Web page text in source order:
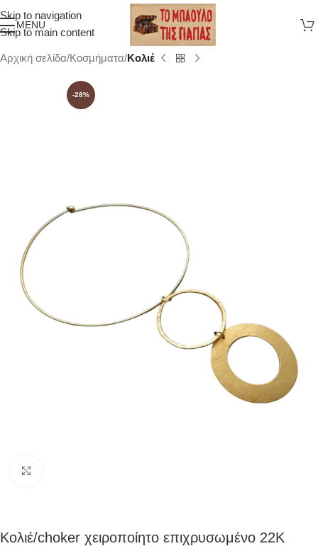
Skip to navigation
Skip to main content
MENU
Αρχική σελίδα Κοσμήματα Κολιέ
-28%
Κολιέ/choker χειροποίητο επιχρυσωμένο 22Κ